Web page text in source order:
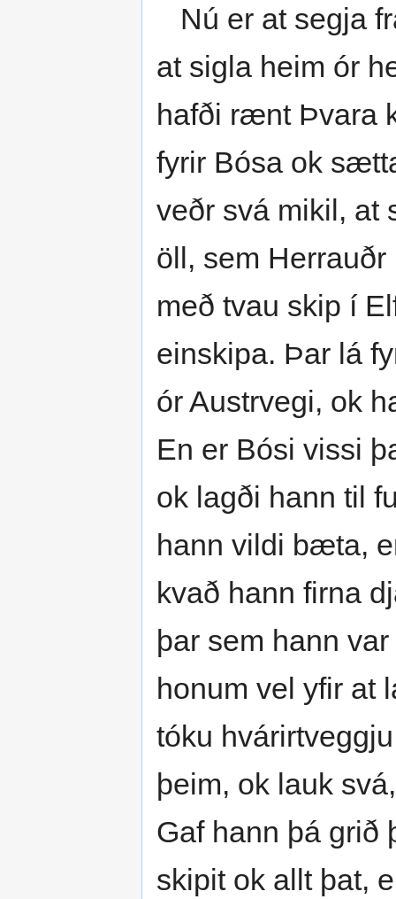
Nú er at segja
at sigla heim ór
hafði rænt Þvara
fyrir Bósa ok
veðr svá mikil, at
öll, sem
með tvau skip í
einskipa. Þar lá
ór Austrvegi, ok
En er Bósi vissi
ok lagði hann til
hann vildi bæta,
kvað hann firna
þar sem hann
honum vel yfir at
tóku
þeim, ok lauk
Gaf hann þá grið
skipit ok allt þat,